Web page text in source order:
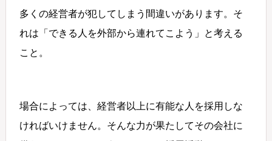
多くの経営者が犯してしまう間違いがあります。そ
れは「できる人を外部から連れてこよう」と考える
こと。
場合によっては、経営者以上に有能な人を採用しな
ければいけません。そんな力が果たしてその会社に